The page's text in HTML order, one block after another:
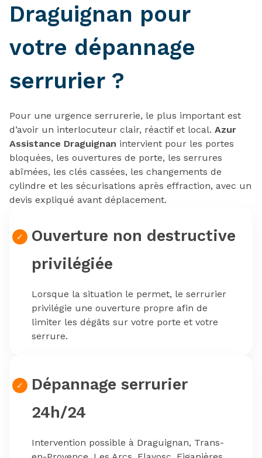
Draguignan pour
votre dépannage
serrurier ?
Pour une urgence serrurerie, le plus important est
d’avoir un interlocuteur clair, réactif et local. Azur
Assistance Draguignan intervient pour les portes
bloquées, les ouvertures de porte, les serrures
abîmées, les clés cassées, les changements de
cylindre et les sécurisations après effraction, avec un
devis expliqué avant déplacement.
Ouverture non destructive
privilégiée
Lorsque la situation le permet, le serrurier
privilégie une ouverture propre afin de
limiter les dégâts sur votre porte et votre
serrure.
Dépannage serrurier
24h/24
Intervention possible à Draguignan, Trans-